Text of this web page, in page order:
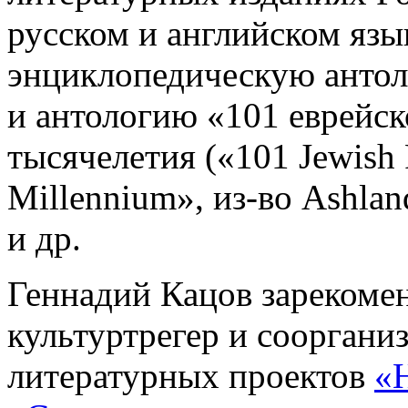
русском и английском
энциклопедическую
и антологию «101
тысячелетия («101
Millennium», из-во
и др.
Геннадий Кацов
культуртрегер и
литературных проектов